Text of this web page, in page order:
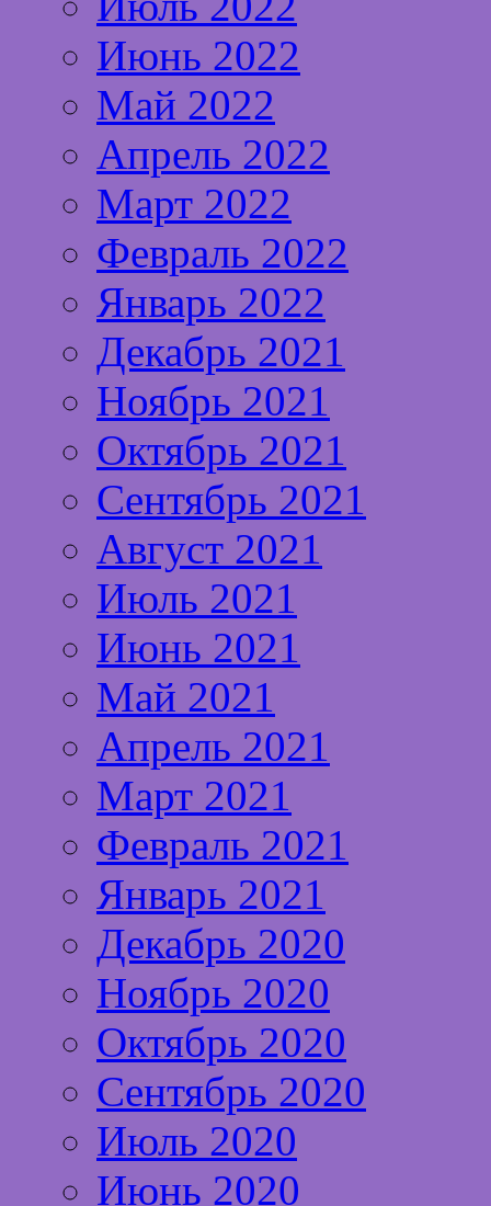
Июнь 2022
Май 2022
Апрель 2022
Март 2022
Февраль 2022
Январь 2022
Декабрь 2021
Ноябрь 2021
Октябрь 2021
Сентябрь 2021
Август 2021
Июль 2021
Июнь 2021
Май 2021
Апрель 2021
Март 2021
Февраль 2021
Январь 2021
Декабрь 2020
Ноябрь 2020
Октябрь 2020
Сентябрь 2020
Июль 2020
Июнь 2020